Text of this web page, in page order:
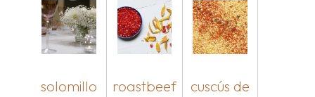
solomillo
roastbeef
cuscús de